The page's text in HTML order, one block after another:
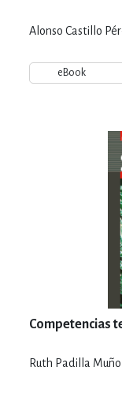
Alonso Castillo
eBook
Competencias
Ruth Padilla